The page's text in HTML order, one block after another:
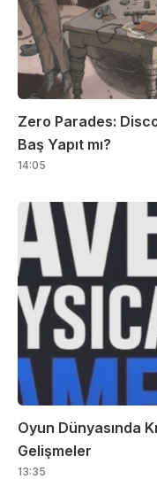
Zero Parades:
Baş Yapıt mı?
14:05
Oyun Dünyasında
Gelişmeler
13:35